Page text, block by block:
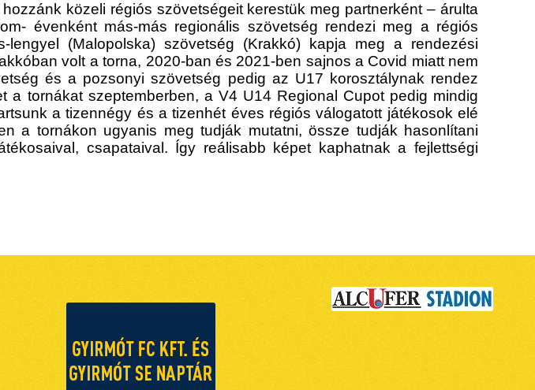
közeli régiós szövetségeit kerestük meg partnerként – árulta
évenként más-más regionális szövetség rendezi meg a régiós
(Malopolska) szövetség (Krakkó) kapja meg a rendezési
volt a torna, 2020-ban és 2021-ben sajnos a Covid miatt nem
és a pozsonyi szövetség pedig az U17 korosztálynak rendez
tornákat szeptemberben, a V4 U14 Regional Cupot pedig mindig
a tizennégy és a tizenhét éves régiós válogatott játékosok elé
a tornákon ugyanis meg tudják mutatni, össze tudják hasonlítani
csapataival. Így reálisabb képet kaphatnak a fejlettségi